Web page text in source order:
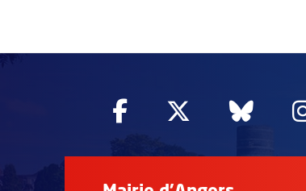
Facebook
, Ouvre une
Twitter
, Ouvre
,